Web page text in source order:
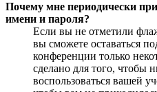
Почему мне периодически
имени и пароля?
Если вы не отметили
вы сможете оставаться
конференции только
сделано для того, чтобы
воспользоваться вашей